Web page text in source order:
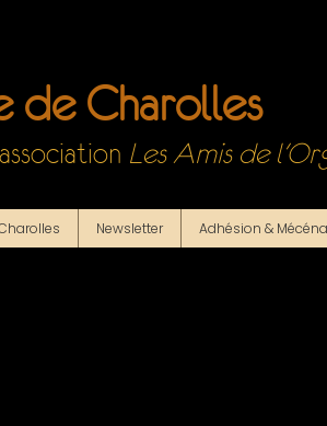
association Les Amis de
de Charolles
Newsletter Adhésion &